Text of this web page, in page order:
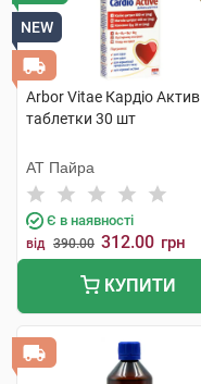
NEW
Arbor Vitae Кардіо Актив
таблетки 30 шт
АТ Пайра
Є в наявності
від 390.00 312.00 грн
КУПИТИ